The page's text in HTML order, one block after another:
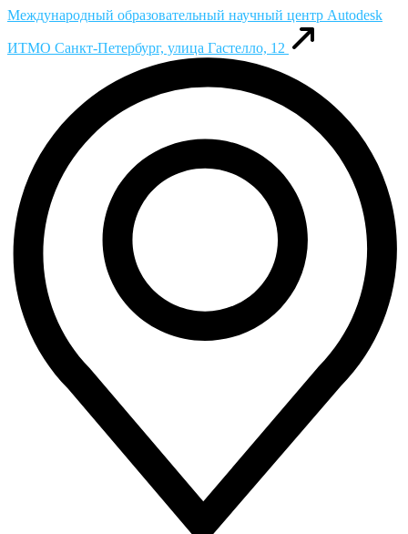
Международный образовательный научный центр Autodesk
ИТМО Санкт-Петербург, улица Гастелло, 12